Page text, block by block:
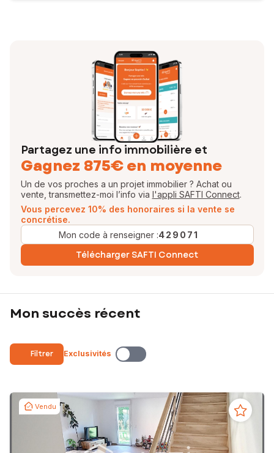
Partagez une info immobilière et
Gagnez 875€ en moyenne
Un de vos proches a un projet immobilier ? Achat ou
vente, transmettez-moi l’info via l'appli SAFTI Connect.
Vous percevez 10% des honoraires si la vente se
concrétise.
Mon code à renseigner :429071
Télécharger SAFTI Connect
Mon succès récent
Filtrer Exclusivités
Vendu